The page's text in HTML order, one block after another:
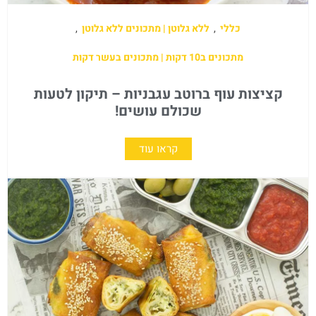
כללי , ללא גלוטן | מתכונים ללא גלוטן ,
מתכונים ב10 דקות | מתכונים בעשר דקות
קציצות עוף ברוטב עגבניות – תיקון לטעות
שכולם עושים!
קראו עוד